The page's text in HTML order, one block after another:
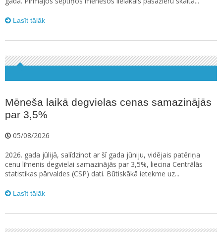
Lasīt tālāk
Mēneša laikā degvielas cenas samazinājās
par 3,5%
05/08/2026
2026. gada jūlijā, salīdzinot ar šī gada jūniju, vidējais patēriņa
cenu līmenis degvielai samazinājās par 3,5%, liecina Centrālās
statistikas pārvaldes (CSP) dati. Būtiskākā ietekme uz...
Lasīt tālāk